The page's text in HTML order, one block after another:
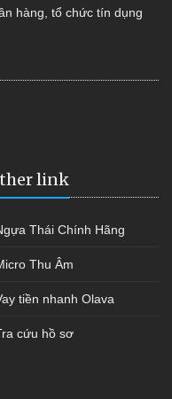
hàng, tổ chức tín dụng
link
Thái Chính Hãng
Thu Âm
tiền nhanh Olava
cứu hồ sơ